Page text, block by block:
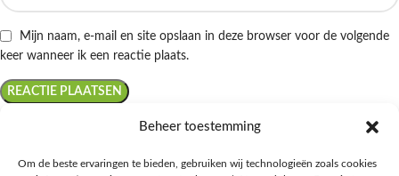
Beheer toestemming
Om de beste ervaringen te bieden, gebruiken wij technologieën zoals cookies
Mijn naam, e-mail en site opslaan in deze browser voor de volgende
keer wanneer ik een reactie plaats.